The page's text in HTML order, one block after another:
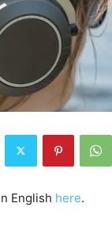
English here.